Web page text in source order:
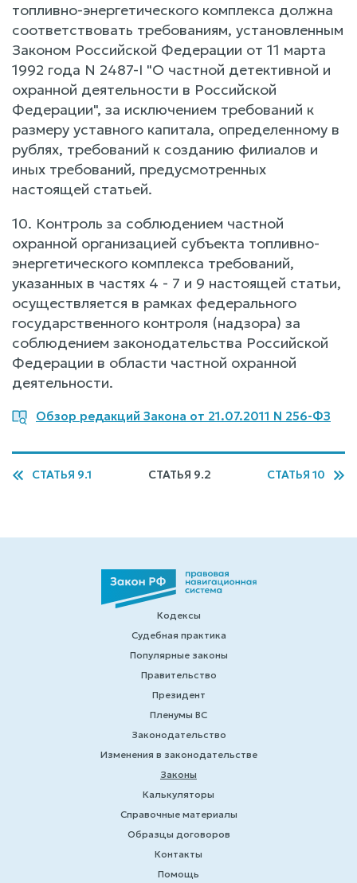
топливно-энергетического комплекса должна
соответствовать требованиям, установленным
Законом Российской Федерации от 11 марта
1992 года N 2487-I "О частной детективной и
охранной деятельности в Российской
Федерации", за исключением требований к
размеру уставного капитала, определенному в
рублях, требований к созданию филиалов и
иных требований, предусмотренных
настоящей статьей.
10. Контроль за соблюдением частной
охранной организацией субъекта топливно-
энергетического комплекса требований,
указанных в частях 4 - 7 и 9 настоящей статьи,
осуществляется в рамках федерального
государственного контроля (надзора) за
соблюдением законодательства Российской
Федерации в области частной охранной
деятельности.
Обзор редакций Закона от 21.07.2011 N 256-ФЗ
СТАТЬЯ 9.1 СТАТЬЯ 9.2 СТАТЬЯ 10
Кодексы
Судебная практика
Популярные законы
Правительство
Президент
Пленумы ВС
Законодательство
Изменения в законодательстве
Законы
Калькуляторы
Справочные материалы
Образцы договоров
Контакты
Помощь